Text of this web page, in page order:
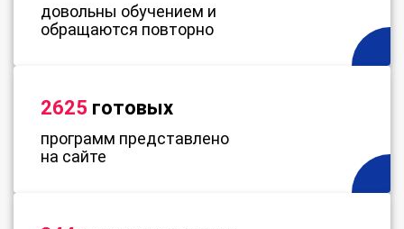
довольны обучением и
обращаются повторно
2625 готовых
программ представлено
на сайте